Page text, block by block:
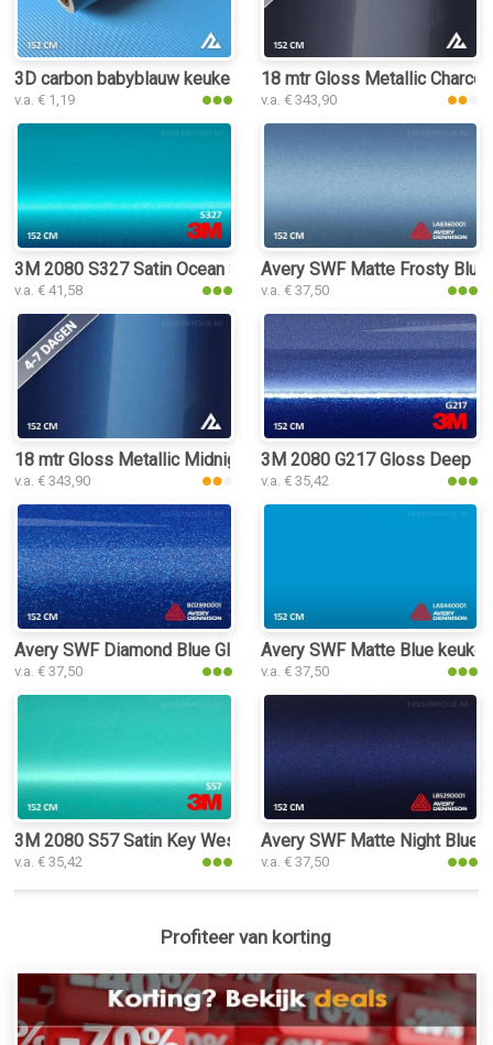
3D carbon babyblauw keukenfolie
v.a. € 1,19
18 mtr Gloss Metallic
v.a. € 343,90
3M 2080 S327 Satin Ocean Shimmer keukenfolie
v.a. € 41,58
Avery SWF Matte Frosty
v.a. € 37,50
18 mtr Gloss Metallic Midnight Blue 3206 keukenfolie
v.a. € 343,90
3M 2080 G217 Gloss Deep
v.a. € 35,42
Avery SWF Diamond Blue Gloss keukenfolie
v.a. € 37,50
Avery SWF Matte Blue
v.a. € 37,50
3M 2080 S57 Satin Key West keukenfolie
v.a. € 35,42
Avery SWF Matte Night Blue
v.a. € 37,50
Profiteer van korting